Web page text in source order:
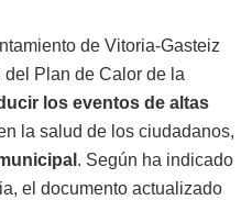
de Vitoria-Gasteiz
Plan de Calor de la
los eventos de altas
la salud de los ciudadanos,
. Según ha indicado
el documento actualizado